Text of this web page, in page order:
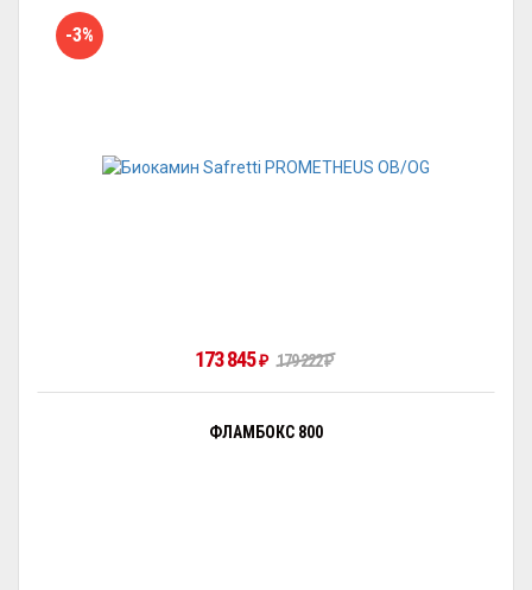
-3%
173 845₽ 179 222₽
ФЛАМБОКС 800